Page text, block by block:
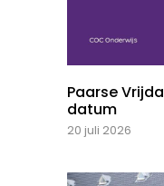
Paarse
datum
20 juli 2026